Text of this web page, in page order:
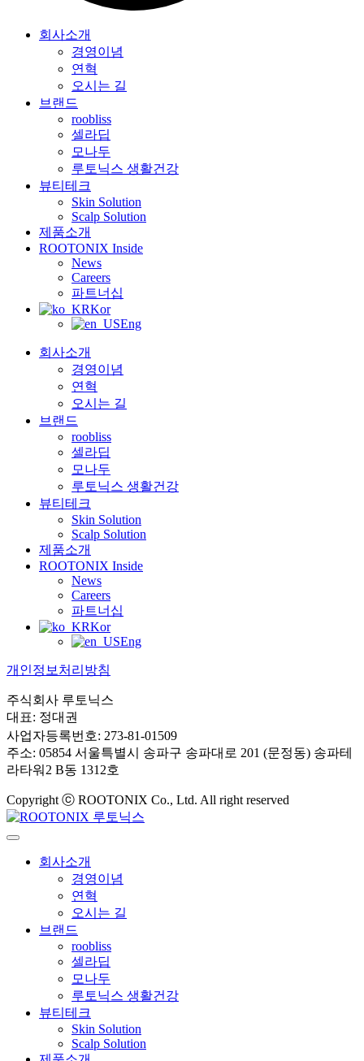
회사소개
경영이념
연혁
오시는 길
브랜드
roobliss
셀라딥
모나두
루토닉스 생활건강
뷰티테크
Skin Solution
Scalp Solution
제품소개
ROOTONIX Inside
News
Careers
파트너십
Kor
Eng
회사소개
경영이념
연혁
오시는 길
브랜드
roobliss
셀라딥
모나두
루토닉스 생활건강
뷰티테크
Skin Solution
Scalp Solution
제품소개
ROOTONIX Inside
News
Careers
파트너십
Kor
Eng
개인정보처리방침
주식회사 루토닉스
대표: 정대권
사업자등록번호: 273-81-01509
주소: 05854 서울특별시 송파구 송파대로 201 (문정동) 송파테
라타워2 B동 1312호
Copyright ⓒ ROOTONIX Co., Ltd. All right reserved
회사소개
경영이념
연혁
오시는 길
브랜드
roobliss
셀라딥
모나두
루토닉스 생활건강
뷰티테크
Skin Solution
Scalp Solution